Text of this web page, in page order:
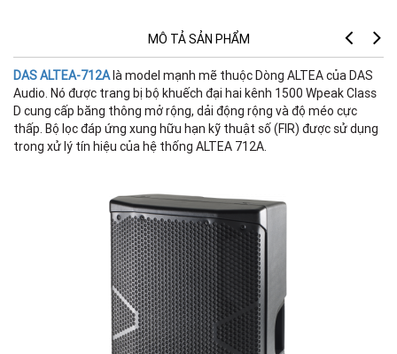
MÔ TẢ SẢN PHẨM
DAS ALTEA-712Alà model mạnh mẽ thuộc Dòng ALTEA của DAS
Audio. Nó được trang bị bộ khuếch đại hai kênh 1500 Wpeak Class
D cung cấp băng thông mở rộng, dải động rộng và độ méo cực
thấp. Bộ lọc đáp ứng xung hữu hạn kỹ thuật số (FIR) được sử dụng
trong xử lý tín hiệu của hệ thống ALTEA 712A.